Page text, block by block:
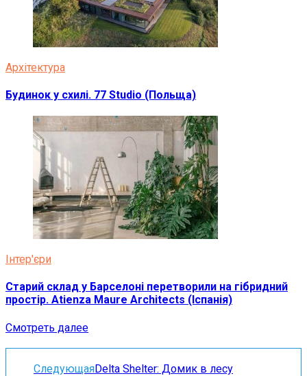
Архітектура
Будинок у схилі. 77 Studio (Польща)
Інтер'єри
Старий склад у Барселоні перетворили на гібридний
простір. Atienza Maure Architects (Іспанія)
Смотреть далее
СледующаяDelta Shelter: Домик в лесу